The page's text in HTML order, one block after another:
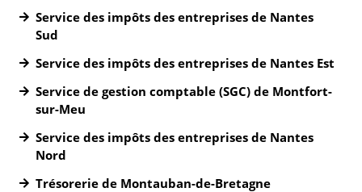
Service des impôts des entreprises de Nantes
Sud
Service des impôts des entreprises de Nantes Est
Service de gestion comptable (SGC) de Montfort-
sur-Meu
Service des impôts des entreprises de Nantes
Nord
Trésorerie de Montauban-de-Bretagne